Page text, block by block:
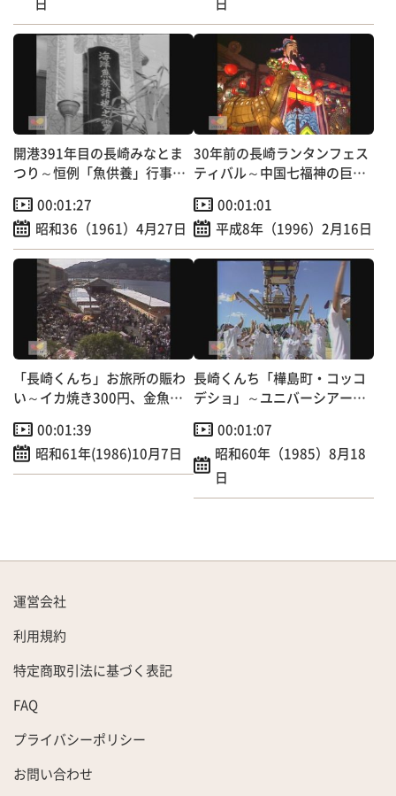
開港391年目の長崎みなとま
つり～恒例「魚供養」行事
00:01:27
昭和36（1961）4月27日
30年前の長崎ランタンフェス
ティバル～中国七福神の巨大
00:01:01
平成8年（1996）2月16日
「長崎くんち」お旅所の賑わ
い～イカ焼き300円、金魚す
00:01:39
昭和61年(1986)10月7日
長崎くんち「樺島町・コッコ
デショ」～ユニバーシアード
00:01:07
昭和60年（1985）8月18
日
運営会社
利用規約
特定商取引法に基づく表記
FAQ
プライバシーポリシー
お問い合わせ